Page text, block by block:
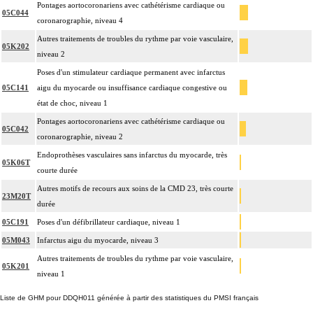
05C044
Pontages aortocoronariens avec cathétérisme cardiaque ou
coronarographie, niveau 4
05K202
Autres traitements de troubles du rythme par voie vasculaire,
niveau 2
05C141
Poses d'un stimulateur cardiaque permanent avec infarctus
aigu du myocarde ou insuffisance cardiaque congestive ou
état de choc, niveau 1
05C042
Pontages aortocoronariens avec cathétérisme cardiaque ou
coronarographie, niveau 2
05K06T
Endoprothèses vasculaires sans infarctus du myocarde, très
courte durée
23M20T
Autres motifs de recours aux soins de la CMD 23, très courte
durée
05C191 Poses d'un défibrillateur cardiaque, niveau 1
05M043 Infarctus aigu du myocarde, niveau 3
05K201
Autres traitements de troubles du rythme par voie vasculaire,
niveau 1
Liste de GHM pour DDQH011 générée à partir des statistiques du PMSI français